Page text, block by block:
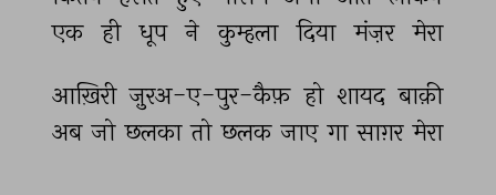
एक ही धूप ने कुम्हला दिया मंज़र मेरा
आख़िरी ज़ुरअ-ए-पुर-कैफ़ हो शायद बाक़ी
अब जो छलका तो छलक जाए गा साग़र मेरा